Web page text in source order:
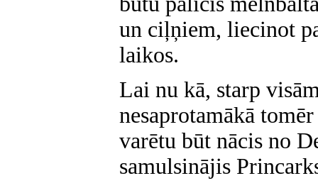
un ciļņiem, liecinot
laikos.
Lai nu kā, starp
nesaprotamākā
varētu būt nācis no
samulsinājis